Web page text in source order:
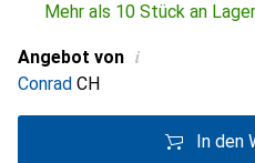
Mehr als 10 Stück an
Angebot von i
Conrad CH
In den